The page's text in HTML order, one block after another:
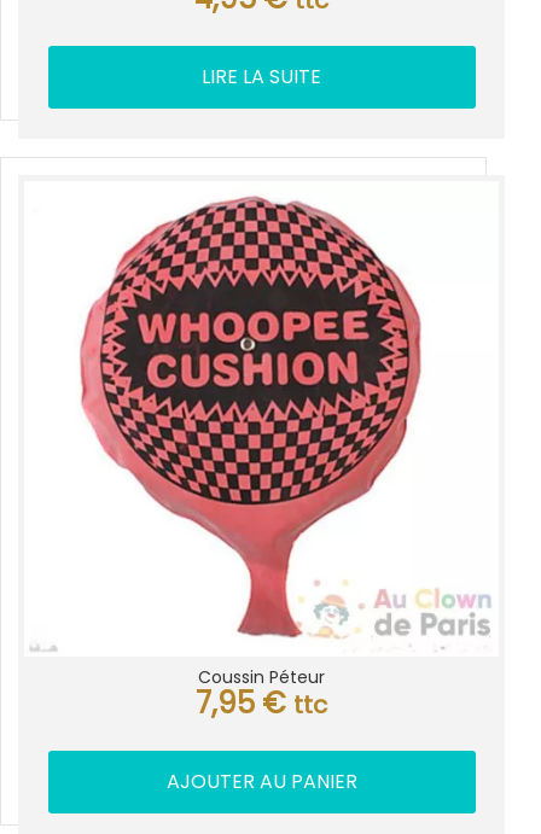
LIRE LA SUITE
Coussin Péteur
7,95 € ttc
AJOUTER AU PANIER